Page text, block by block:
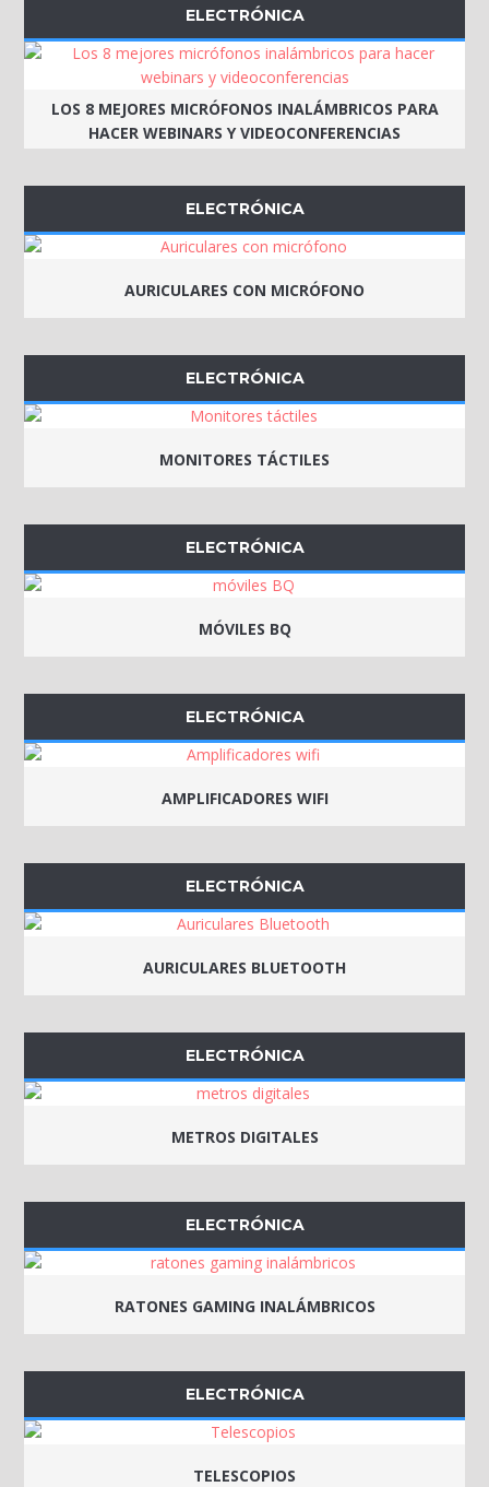
ELECTRÓNICA
LOS 8 MEJORES MICRÓFONOS INALÁMBRICOS PARA
HACER WEBINARS Y VIDEOCONFERENCIAS
ELECTRÓNICA
AURICULARES CON MICRÓFONO
ELECTRÓNICA
MONITORES TÁCTILES
ELECTRÓNICA
MÓVILES BQ
ELECTRÓNICA
AMPLIFICADORES WIFI
ELECTRÓNICA
AURICULARES BLUETOOTH
ELECTRÓNICA
METROS DIGITALES
ELECTRÓNICA
RATONES GAMING INALÁMBRICOS
ELECTRÓNICA
TELESCOPIOS